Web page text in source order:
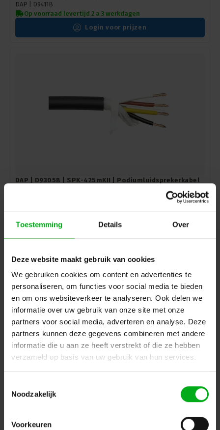
Toestemming Details Over
Deze website maakt gebruik van cookies
We gebruiken cookies om content en advertenties te
personaliseren, om functies voor social media te bieden
en om ons websiteverkeer te analyseren. Ook delen we
informatie over uw gebruik van onze site met onze
partners voor social media, adverteren en analyse. Deze
partners kunnen deze gegevens combineren met andere
informatie die u aan ze heeft verstrekt of die ze hebben
verzameld op basis van uw gebruik van hun services.
Noodzakelijk
Voorkeuren
DAP |
D9411B
Op voorraad levertijd 2 a 3 werkdagen
Login voor prijzen
DAP | D9305B | SPK-425mKII | Podiumluidsprekerkabel
4 x 2,5mm | antiknoop | 50m op een spoel | Kleur:
Login voor prijzen
100m op een spoel
D9103